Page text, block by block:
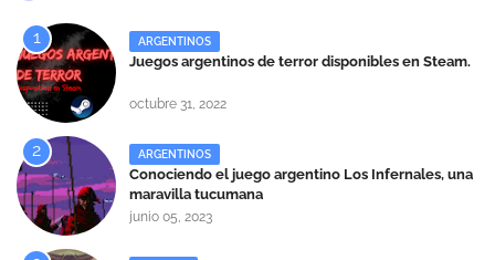
ARGENTINOS
Juegos argentinos de terror disponibles en Steam.
octubre 31, 2022
ARGENTINOS
Conociendo el juego argentino Los Infernales, una
maravilla tucumana
junio 05, 2023